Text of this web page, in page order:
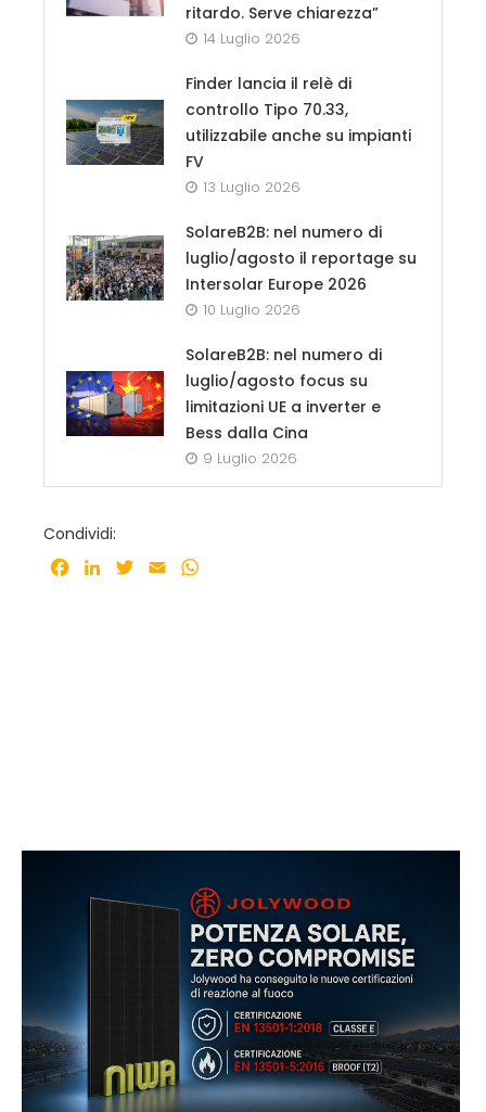
ritardo. Serve chiarezza”
14 Luglio 2026
Finder lancia il relè di
controllo Tipo 70.33,
utilizzabile anche su impianti
FV
13 Luglio 2026
SolareB2B: nel numero di
luglio/agosto il reportage su
Intersolar Europe 2026
10 Luglio 2026
SolareB2B: nel numero di
luglio/agosto focus su
limitazioni UE a inverter e
Bess dalla Cina
9 Luglio 2026
Condividi:
Facebook
LinkedInTwitter
Email